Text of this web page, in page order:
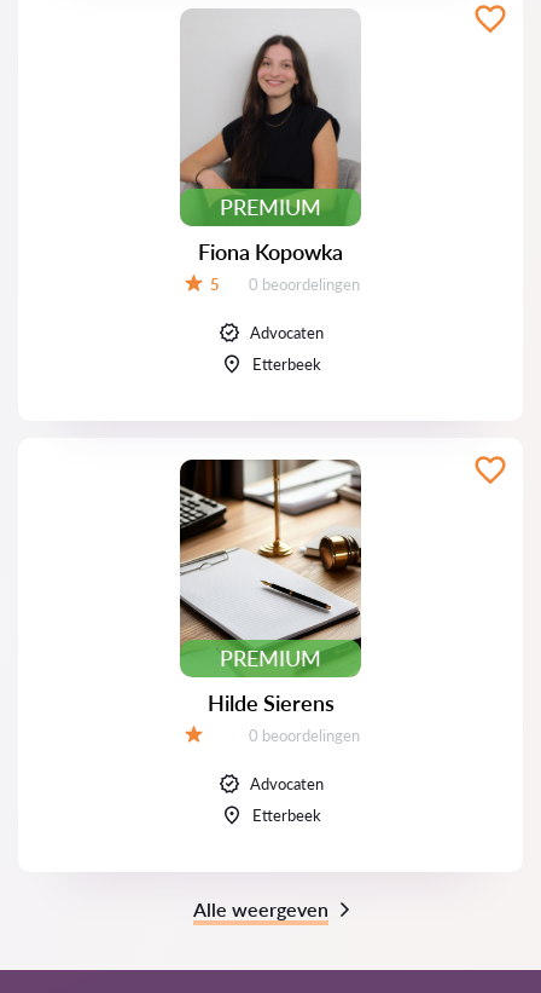
PREMIUM
Fiona Kopowka
5 Beoordelingen:
0 beoordelingen
Advocaten
Etterbeek
PREMIUM
Hilde Sierens
Beoordelingen:
0 beoordelingen
Advocaten
Etterbeek
Alle weergeven